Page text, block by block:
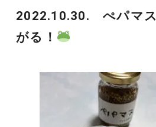
2022.10.30. ぺパマ
がる！